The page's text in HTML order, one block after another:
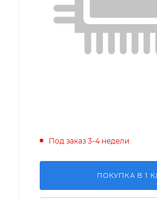
Под заказ 3-4 недели
ПОКУПКА В 1